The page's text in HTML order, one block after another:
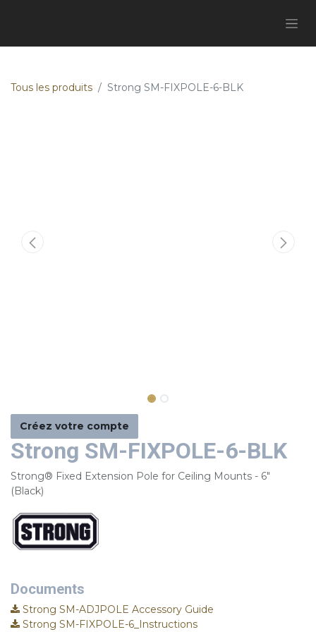
Tous les produits Strong SM-FIXPOLE-6-BLK
Créez votre compte
Strong SM-FIXPOLE-6-BLK
Strong® Fixed Extension Pole for Ceiling Mounts - 6"
(Black)
Documents
Strong SM-ADJPOLE Accessory Guide
Strong SM-FIXPOLE-6_Instructions